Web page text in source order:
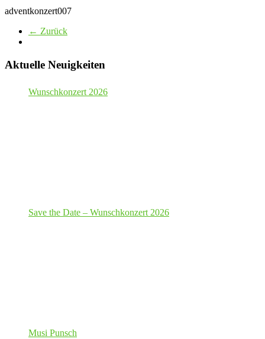
adventkonzert007
← Zurück
Aktuelle Neuigkeiten
Wunschkonzert 2026
Save the Date – Wunschkonzert 2026
Musi Punsch